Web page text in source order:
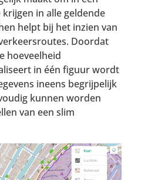
in alle geldende
helpt bij het inzien van
Doordat
hoeveelheid
in één figuur wordt
ineens begrijpelijk
kunnen worden
van een slim